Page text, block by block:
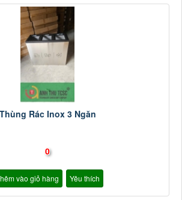
Thùng Rác Inox 3 Ngăn
0
vào giỏ hàng Yêu thích